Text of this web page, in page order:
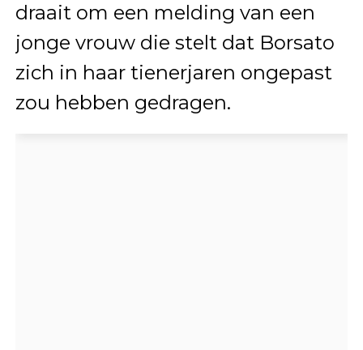
draait om een melding van een
jonge vrouw die stelt dat Borsato
zich in haar tienerjaren ongepast
zou hebben gedragen.